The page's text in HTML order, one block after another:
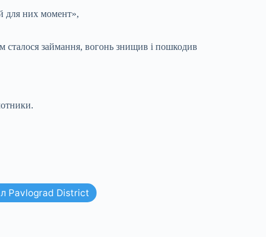
для них момент»,
сталося займання, вогонь знищив і пошкодив
Pavlograd District